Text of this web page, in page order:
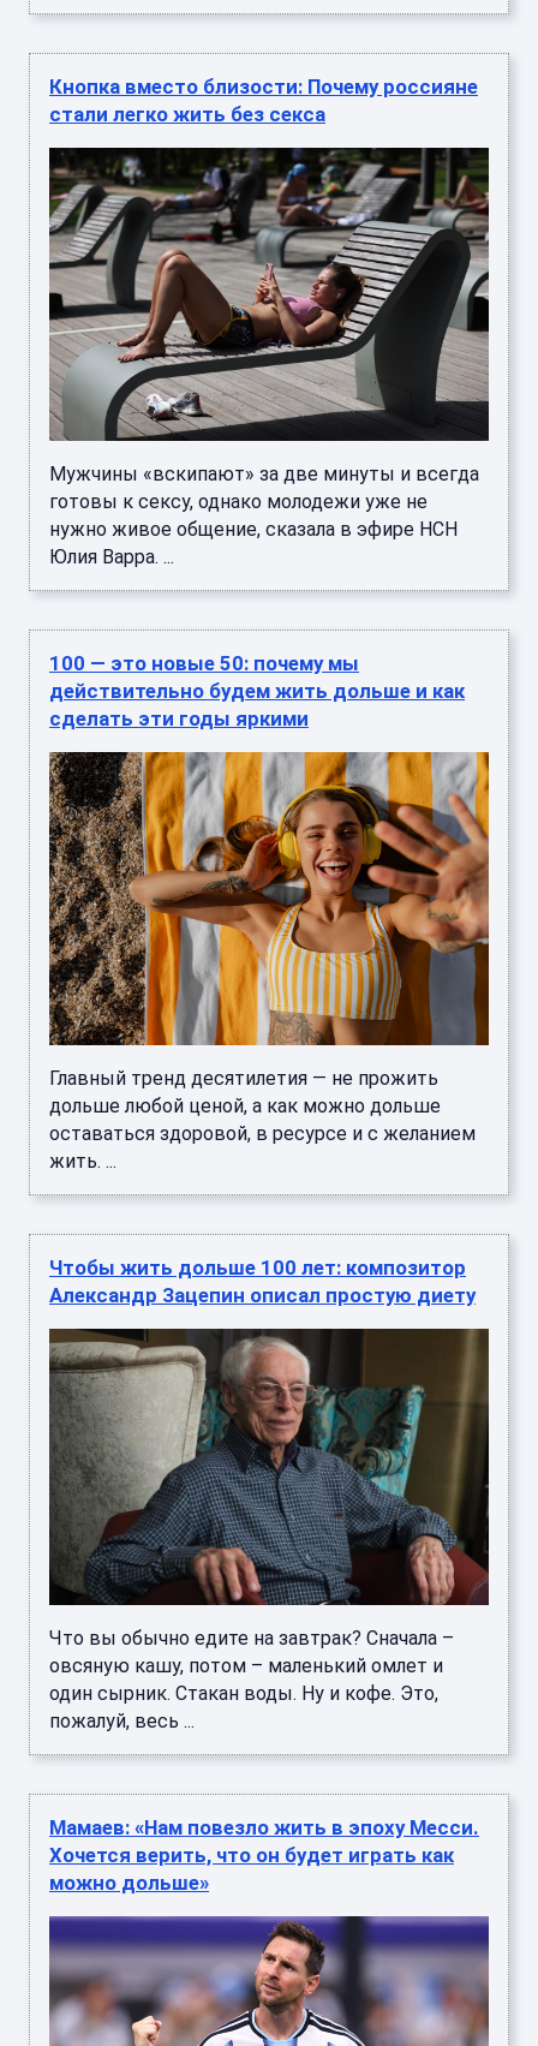
Кнопка вместо близости: Почему россияне
стали легко жить без секса
Мужчины «вскипают» за две минуты и всегда
готовы к сексу, однако молодежи уже не
нужно живое общение, сказала в эфире НСН
Юлия Варра. ...
100 — это новые 50: почему мы
действительно будем жить дольше и как
сделать эти годы яркими
Главный тренд десятилетия — не прожить
дольше любой ценой, а как можно дольше
оставаться здоровой, в ресурсе и с желанием
жить. ...
Чтобы жить дольше 100 лет: композитор
Александр Зацепин описал простую диету
Что вы обычно едите на завтрак? Сначала –
овсяную кашу, потом – маленький омлет и
один сырник. Стакан воды. Ну и кофе. Это,
пожалуй, весь ...
Мамаев: «Нам повезло жить в эпоху Месси.
Хочется верить, что он будет играть как
можно дольше»